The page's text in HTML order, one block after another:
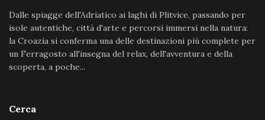
Dalle spiagge dell'Adriatico ai laghi di Plitvice, passando per
isole autentiche, città d'arte e percorsi immersi nella natura:
la Croazia si conferma una delle destinazioni più complete per
un Ferragosto all'insegna del relax, dell'avventura e della
scoperta, a poche...
Cerca